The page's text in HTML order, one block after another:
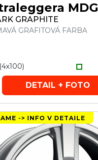
MDG
GRAPHITE
GRAFITOVÁ FARBA
DETAIL + FOTO
-> INFO V DETAILE